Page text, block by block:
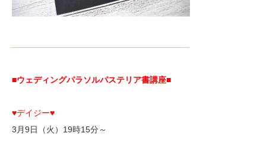
—————————————————————-
■ウェディングパラソルパステリア書講座■
♥デイジー♥
3月9日（火）19時15分～